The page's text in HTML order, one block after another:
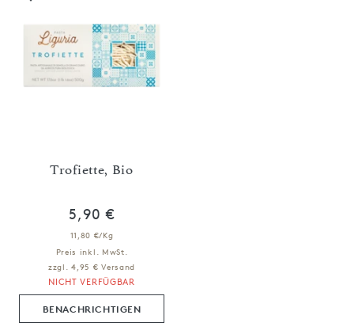
Trofiette, Bio
5,90 €
11,80 €/Kg
Preis inkl. MwSt.
zzgl. 4,95 € Versand
NICHT VERFÜGBAR
BENACHRICHTIGEN